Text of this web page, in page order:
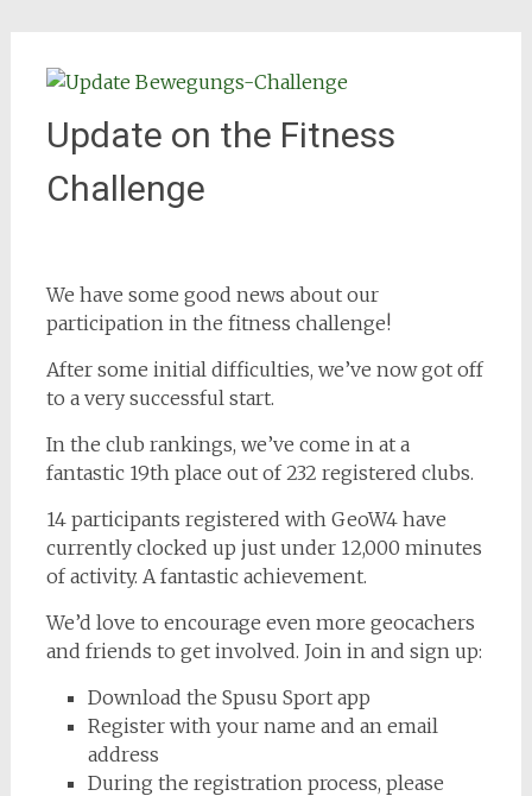
Update on the Fitness
Challenge
We have some good news about our
participation in the fitness challenge!
After some initial difficulties, we’ve now got off
to a very successful start.
In the club rankings, we’ve come in at a
fantastic 19th place out of 232 registered clubs.
14 participants registered with GeoW4 have
currently clocked up just under 12,000 minutes
of activity. A fantastic achievement.
We’d love to encourage even more geocachers
and friends to get involved. Join in and sign up:
Download the Spusu Sport app
Register with your name and an email
address
During the registration process, please